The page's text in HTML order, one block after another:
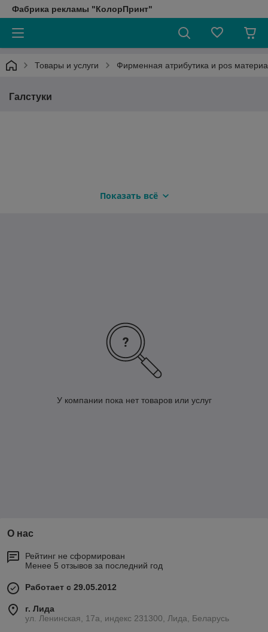
Фабрика рекламы "КолорПринт"
Товары и услуги Фирменная атрибутика и pos
Галстуки
Показать всё
У компании пока нет товаров или услуг
О нас
Рейтинг не сформирован
Менее 5 отзывов за последний год
Работает с 29.05.2012
г. Лида
ул. Ленинская, 17а, индекс 231300, Лида, Беларусь